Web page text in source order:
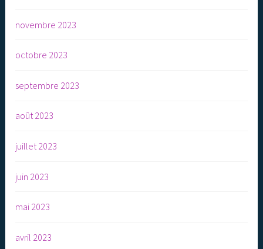
novembre 2023
octobre 2023
septembre 2023
août 2023
juillet 2023
juin 2023
mai 2023
avril 2023